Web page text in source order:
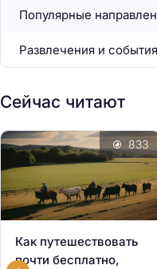
Популярные
Развлечения и события
Сейчас читают
Как путешествовать
почти бесплатно,
833